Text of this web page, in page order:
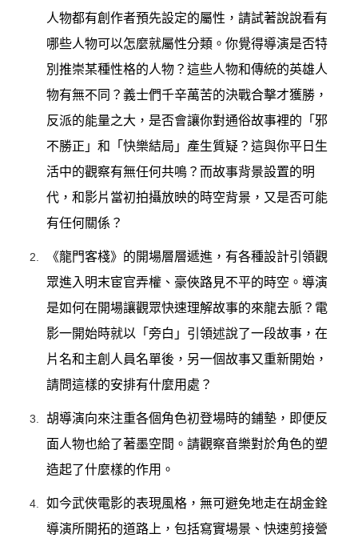
人物都有創作者預先設定的屬性，請試著說說看有
哪些人物可以怎麼就屬性分類。你覺得導演是否特
別推崇某種性格的人物？這些人物和傳統的英雄人
物有無不同？義士們千辛萬苦的決戰合擊才獲勝，
反派的能量之大，是否會讓你對通俗故事裡的「邪
不勝正」和「快樂結局」產生質疑？這與你平日生
活中的觀察有無任何共鳴？而故事背景設置的明
代，和影片當初拍攝放映的時空背景，又是否可能
有任何關係？
《龍門客棧》的開場層層遞進，有各種設計引領觀
眾進入明末宦官弄權、豪俠路見不平的時空。導演
是如何在開場讓觀眾快速理解故事的來龍去脈？電
影一開始時就以「旁白」引領述說了一段故事，在
片名和主創人員名單後，另一個故事又重新開始，
請問這樣的安排有什麼用處？
胡導演向來注重各個角色初登場時的鋪墊，即便反
面人物也給了著墨空間。請觀察音樂對於角色的塑
造起了什麼樣的作用。
如今武俠電影的表現風格，無可避免地走在胡金銓
導演所開拓的道路上，包括寫實場景、快速剪接營